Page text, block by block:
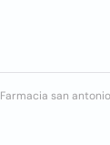
Farmacia san